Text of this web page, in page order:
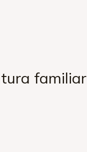
familiar